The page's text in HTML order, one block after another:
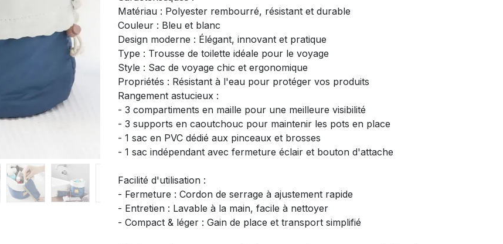
Matériau : Polyester rembourré, résistant et durable
Couleur : Bleu et blanc
Design moderne : Élégant, innovant et pratique
Type : Trousse de toilette idéale pour le voyage
Style : Sac de voyage chic et ergonomique
Propriétés : Résistant à l'eau pour protéger vos produits
Rangement astucieux :
- 3 compartiments en maille pour une meilleure visibilité
- 3 supports en caoutchouc pour maintenir les pots en place
- 1 sac en PVC dédié aux pinceaux et brosses
- 1 sac indépendant avec fermeture éclair et bouton d'attache
Facilité d'utilisation :
- Fermeture : Cordon de serrage à ajustement rapide
- Entretien : Lavable à la main, facile à nettoyer
- Compact & léger : Gain de place et transport simplifié